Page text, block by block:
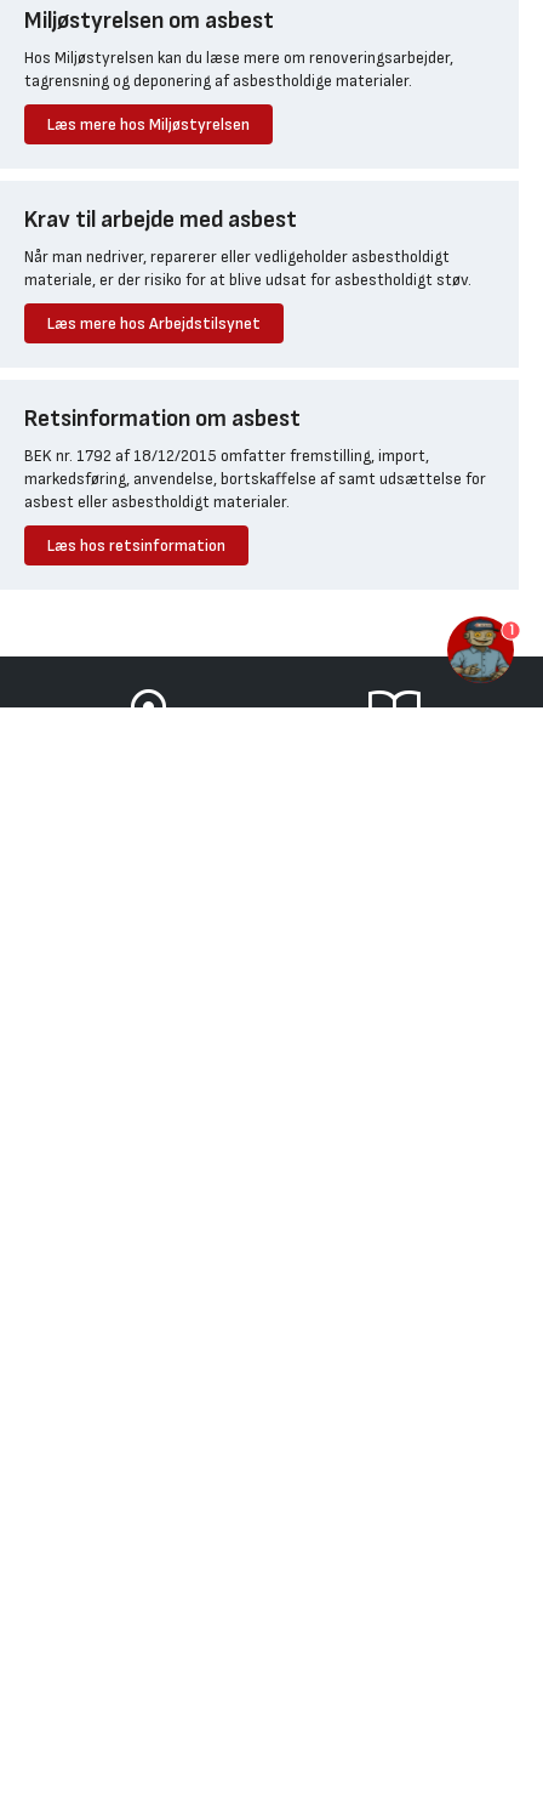
Miljøstyrelsen om asbest
Hos Miljøstyrelsen kan du læse mere om renoveringsarbejder,
tagrensning og deponering af asbestholdige materialer.
Læs mere hos Miljøstyrelsen
Krav til arbejde med asbest
Når man nedriver, reparerer eller vedligeholder asbestholdigt
materiale, er der risiko for at blive udsat for asbestholdigt støv.
Læs mere hos Arbejdstilsynet
Retsinformation om asbest
BEK nr. 1792 af 18/12/2015 omfatter fremstilling, import,
markedsføring, anvendelse, bortskaffelse af samt udsættelse for
asbest eller asbestholdigt materialer.
Læs hos retsinformation
1